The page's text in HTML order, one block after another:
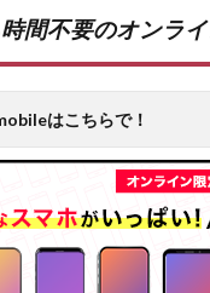
間不要のオンラ
はこちらで！